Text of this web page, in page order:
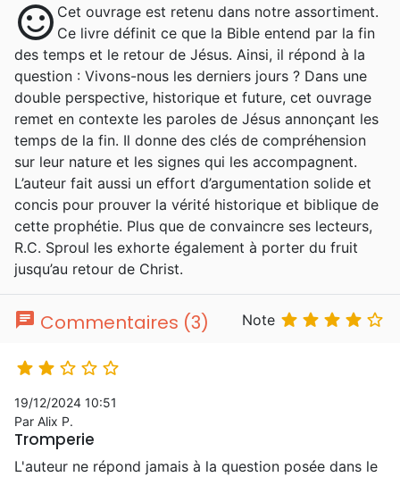
sentiment_satisfied Cet ouvrage est retenu dans notre assortiment.
Ce livre définit ce que la Bible entend par la fin
des temps et le retour de Jésus. Ainsi, il répond à la
question : Vivons-nous les derniers jours ? Dans une
double perspective, historique et future, cet ouvrage
remet en contexte les paroles de Jésus annonçant les
temps de la fin. Il donne des clés de compréhension
sur leur nature et les signes qui les accompagnent.
L’auteur fait aussi un effort d’argumentation solide et
concis pour prouver la vérité historique et biblique de
cette prophétie. Plus que de convaincre ses lecteurs,
R.C. Sproul les exhorte également à porter du fruit
jusqu’au retour de Christ.
chat Commentaires (3) Note     
    
19/12/2024 10:51
Par Alix P.
Tromperie
L'auteur ne répond jamais à la question posée dans le